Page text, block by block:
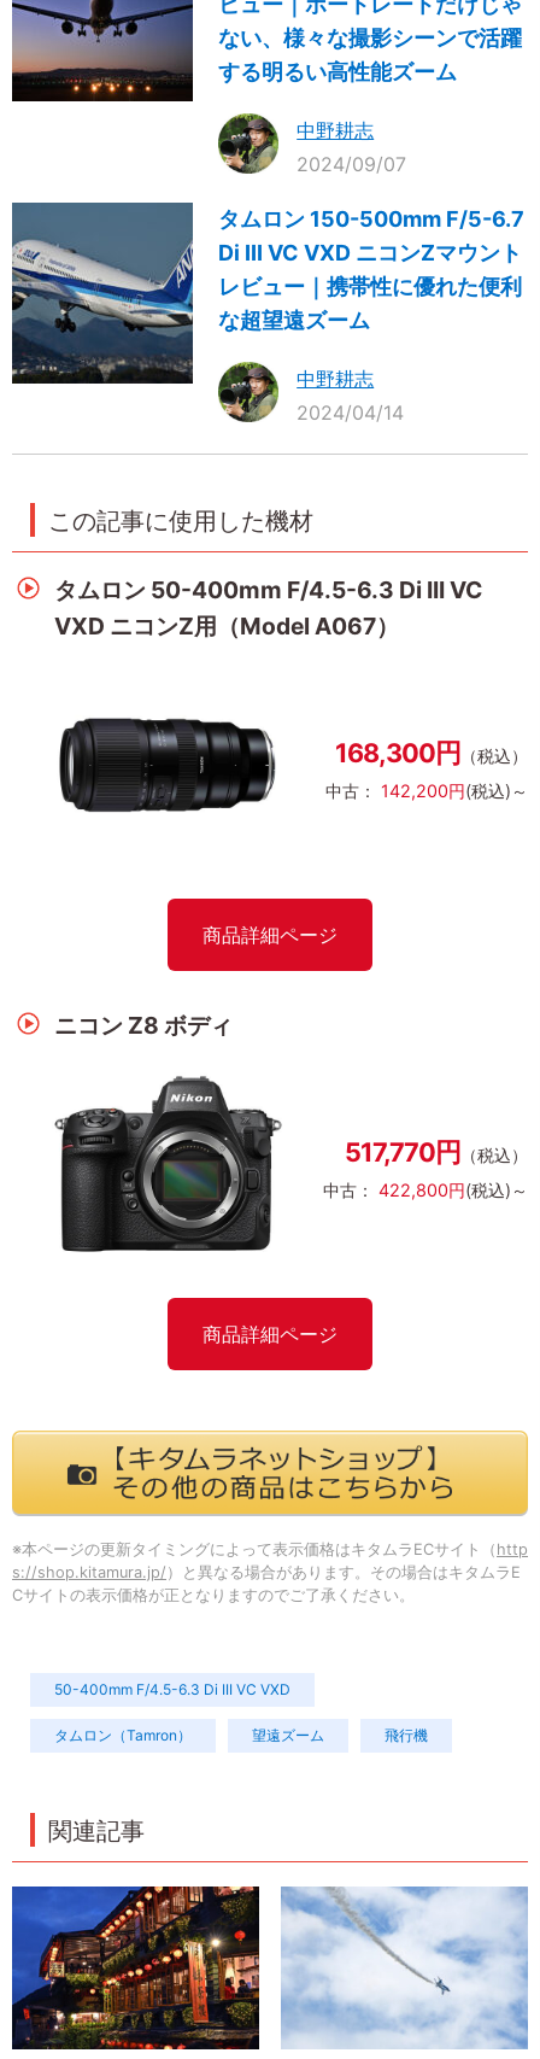
ない、様々な撮影シーンで活躍
する明るい高性能ズーム
中野耕志
2024/09/07
タムロン 150-500mm F/5-6.7
Di III VC VXD ニコンZマウント
レビュー｜携帯性に優れた便利
な超望遠ズーム
中野耕志
2024/04/14
この記事に使用した機材
タムロン 50-400mm F/4.5-6.3 Di III VC
VXD ニコンZ用（Model A067）
168,300円 （税込）
中古： 142,200円(税込)～
商品詳細ページ
ニコン Z8 ボディ
517,770円 （税込）
中古： 422,800円(税込)～
商品詳細ページ
※本ページの更新タイミングによって表示価格はキタムラECサイト（ http
s://shop.kitamura.jp/ ）と異なる場合があります。その場合はキタムラE
Cサイトの表示価格が正となりますのでご了承ください。
50-400mm F/4.5-6.3 Di III VC VXD
タムロン（Tamron） 望遠ズーム 飛行機
関連記事